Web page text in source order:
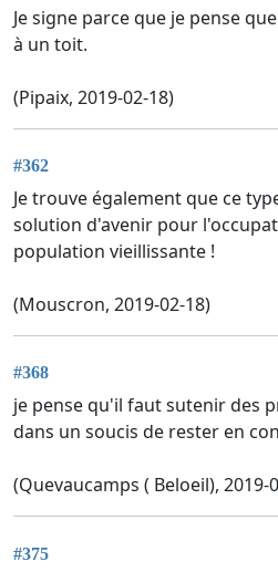
Je signe parce que je pense
à un toit.
(Pipaix, 2019-02-18)
#362
Je trouve également que ce
solution d'avenir pour
population vieillissante !
(Mouscron, 2019-02-18)
#368
je pense qu'il faut sutenir des
dans un soucis de rester en
(Quevaucamps ( Beloeil), 2019-
#375